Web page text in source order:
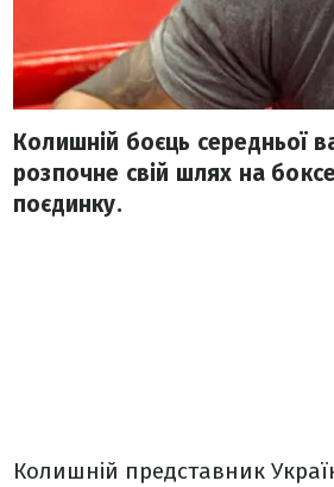
Колишній боєць середньої
розпочне свій шлях на
поєдинку.
Колишній представник